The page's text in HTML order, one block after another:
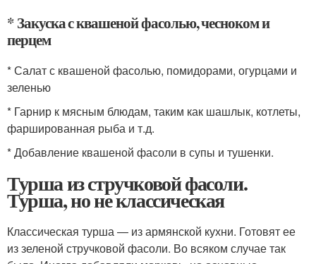
* Закуска с квашеной фасолью, чесноком и
перцем
* Салат с квашеной фасолью, помидорами, огурцами и
зеленью
* Гарнир к мясным блюдам, таким как шашлык, котлеты,
фаршированная рыба и т.д.
* Добавление квашеной фасоли в супы и тушенки.
Турша из стручковой фасоли.
Турша, но не классическая
Классическая турша — из армянской кухни. Готовят ее
из зеленой стручковой фасоли. Во всяком случае так